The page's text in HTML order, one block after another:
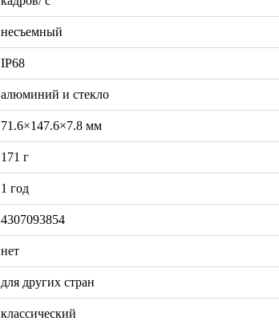
несъемный
IP68
алюминий и стекло
71.6×147.6×7.8 мм
171 г
1 год
4307093854
нет
для других стран
классический